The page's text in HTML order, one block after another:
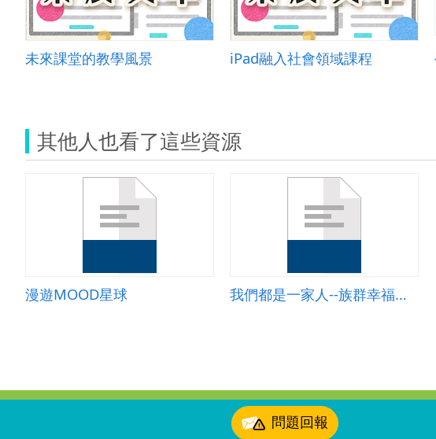
未來課堂的教學風景 iPad融入社會領域課程
其他人也看了這些資源
漫遊MOOD星球 我們都是一家人--族群幸福大不同
問題回報